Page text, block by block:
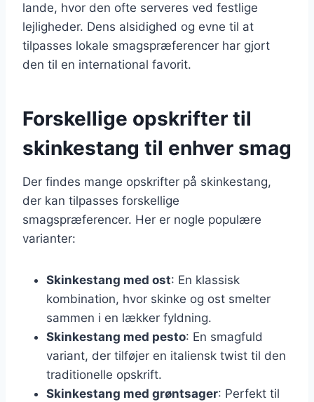
lande, hvor den ofte serveres ved festlige
lejligheder. Dens alsidighed og evne til at
tilpasses lokale smagspræferencer har gjort
den til en international favorit.
Forskellige opskrifter til
skinkestang til enhver smag
Der findes mange opskrifter på skinkestang,
der kan tilpasses forskellige
smagspræferencer. Her er nogle populære
varianter:
Skinkestang med ost: En klassisk
kombination, hvor skinke og ost smelter
sammen i en lækker fyldning.
Skinkestang med pesto: En smagfuld
variant, der tilføjer en italiensk twist til den
traditionelle opskrift.
Skinkestang med grøntsager: Perfekt til